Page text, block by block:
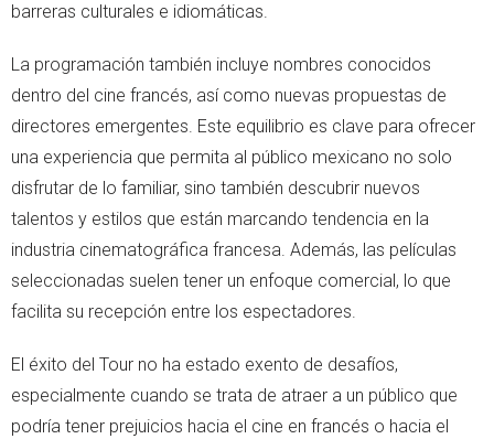
barreras culturales e idiomáticas.
La programación también incluye nombres conocidos
dentro del cine francés, así como nuevas propuestas de
directores emergentes. Este equilibrio es clave para ofrecer
una experiencia que permita al público mexicano no solo
disfrutar de lo familiar, sino también descubrir nuevos
talentos y estilos que están marcando tendencia en la
industria cinematográfica francesa. Además, las películas
seleccionadas suelen tener un enfoque comercial, lo que
facilita su recepción entre los espectadores.
El éxito del Tour no ha estado exento de desafíos,
especialmente cuando se trata de atraer a un público que
podría tener prejuicios hacia el cine en francés o hacia el